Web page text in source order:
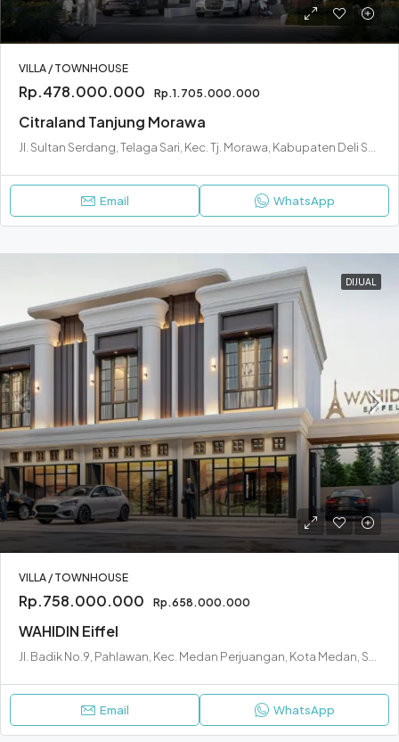
VILLA / TOWNHOUSE
Rp.478.000.000 Rp.1.705.000.000
Citraland Tanjung Morawa
Email WhatsApp
DIJUAL
VILLA / TOWNHOUSE
Rp.758.000.000 Rp.658.000.000
WAHIDIN Eiffel
Email WhatsApp